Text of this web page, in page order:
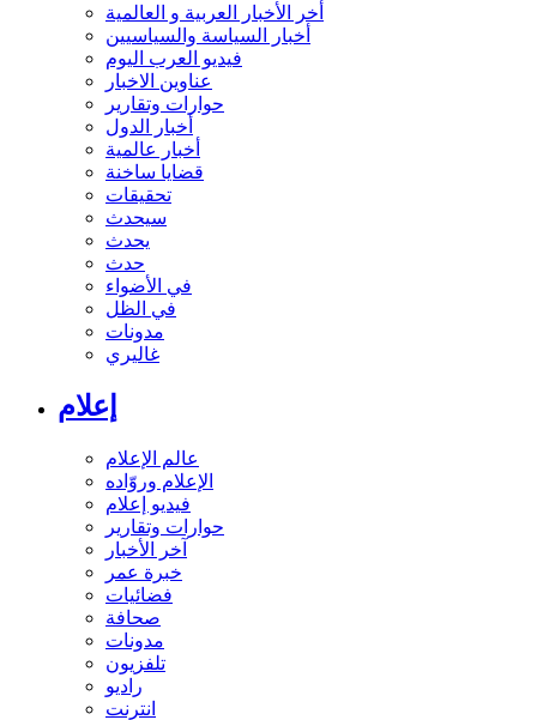
أخر الأخبار العربية و العالمية
أخبار السياسة والسياسيين
فيديو العرب اليوم
عناوين الاخبار
حوارات وتقارير
أخبار الدول
أخبار عالمية
قضايا ساخنة
تحقيقات
سيحدث
يحدث
حدث
في الأضواء
في الظل
مدونات
غاليري
إعلام
عالم الإعلام
الإعلام وروّاده
فيديو إعلام
حوارات وتقارير
آخر الأخبار
خبرة عمر
فضائيات
صحافة
مدونات
تلفزيون
راديو
انترنت